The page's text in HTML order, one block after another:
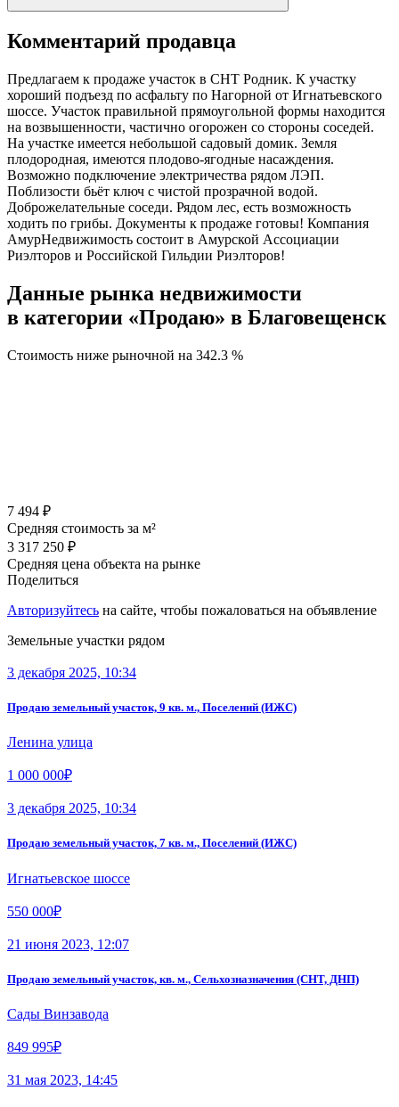
Комментарий продавца
Предлагаем к продаже участок в СНТ Родник. К участку
хороший подъезд по асфальту по Нагорной от Игнатьевского
шоссе. Участок правильной прямоугольной формы находится
на возвышенности, частично огорожен со стороны соседей.
На участке имеется небольшой садовый домик. Земля
плодородная, имеются плодово-ягодные насаждения.
Возможно подключение электричества рядом ЛЭП.
Поблизости бьёт ключ с чистой прозрачной водой.
Доброжелательные соседи. Рядом лес, есть возможность
ходить по грибы. Документы к продаже готовы! Компания
АмурНедвижимость состоит в Амурской Ассоциации
Риэлторов и Российской Гильдии Риэлторов!
Данные рынка недвижимости
в категории «Продаю» в Благовещенск
Стоимость ниже рыночной на 342.3 %
7 494 ₽
Средняя стоимость за м²
3 317 250 ₽
Средняя цена объекта на рынке
Поделиться
Авторизуйтесь на сайте, чтобы пожаловаться на объявление
Земельные участки рядом
3 декабря 2025, 10:34
Продаю земельный участок, 9 кв. м., Поселений (ИЖС)
Ленина улица
1 000 000₽
3 декабря 2025, 10:34
Продаю земельный участок, 7 кв. м., Поселений (ИЖС)
Игнатьевское шоссе
550 000₽
21 июня 2023, 12:07
Продаю земельный участок, кв. м., Сельхозназначения (СНТ, ДНП)
Сады Винзавода
849 995₽
31 мая 2023, 14:45